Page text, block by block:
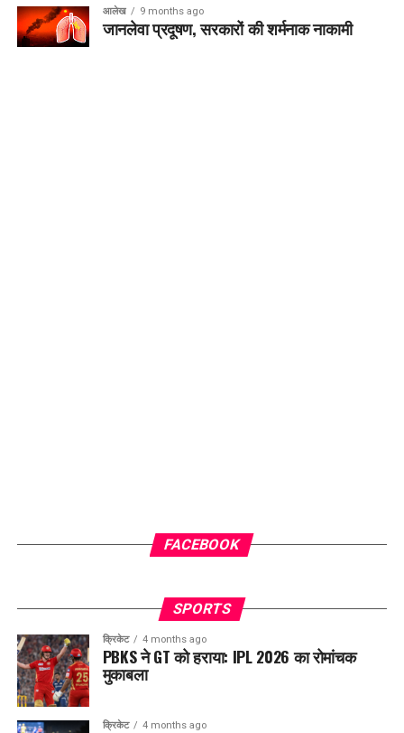
आलेख 9 months ago
जानलेवा प्रदूषण, सरकारों की शर्मनाक नाकामी
FACEBOOK
SPORTS
क्रिकेट 4 months ago
PBKS ने GT को हराया: IPL 2026 का रोमांचक
मुकाबला
क्रिकेट 4 months ago